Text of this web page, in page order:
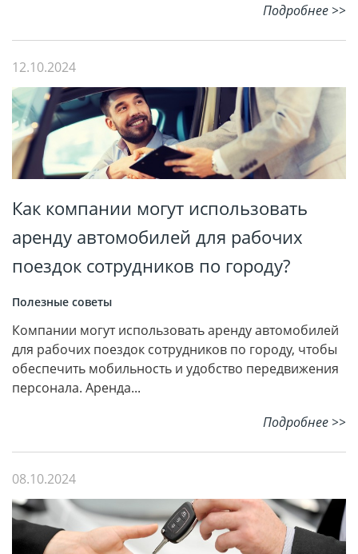
Подробнее >>
12.10.2024
Как компании могут использовать
аренду автомобилей для рабочих
поездок сотрудников по городу?
Полезные советы
Компании могут использовать аренду автомобилей
для рабочих поездок сотрудников по городу, чтобы
обеспечить мобильность и удобство передвижения
персонала. Аренда...
Подробнее >>
08.10.2024